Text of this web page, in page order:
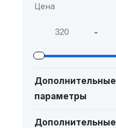
Цена
-
Дополнительные
параметры
Дополнительные